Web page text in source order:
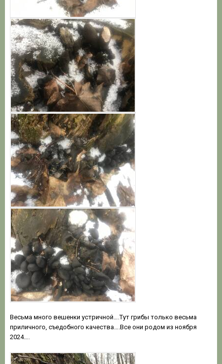
Весьма много вешенки устричной….Тут грибы только весьма
приличного, съедобного качества….Все они родом из ноября
2024….